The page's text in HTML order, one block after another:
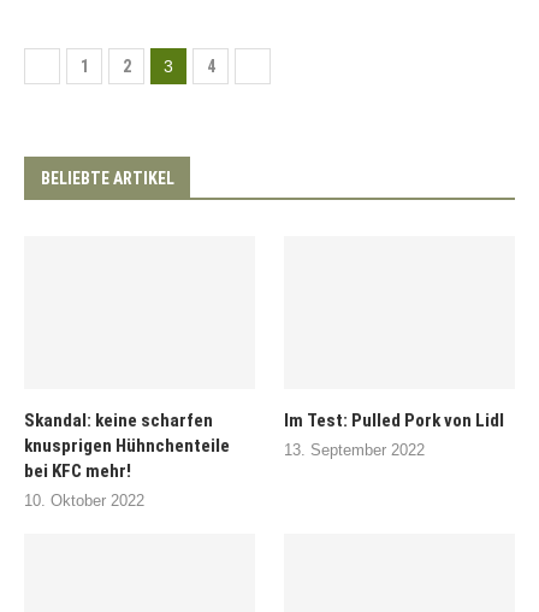
1 2 3 4
BELIEBTE ARTIKEL
Skandal: keine scharfen
knusprigen Hühnchenteile
bei KFC mehr!
10. Oktober 2022
Im Test: Pulled Pork von Lidl
13. September 2022